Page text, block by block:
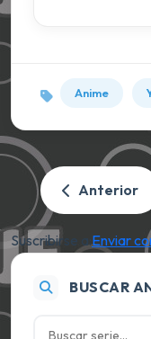
Anime
Anterior
Suscribirse a:Enviar
BUSCAR